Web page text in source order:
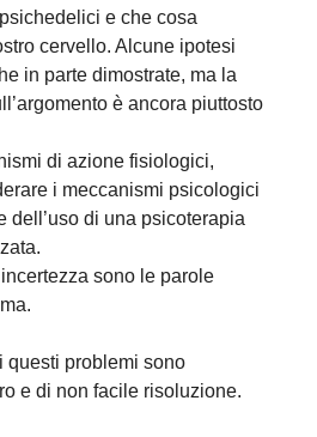
e che cosa
cervello. Alcune ipotesi
in parte dimostrate, ma la
è ancora piuttosto
di azione fisiologici,
i meccanismi psicologici
dell’uso di una psicoterapia
sono le parole
questi problemi sono
e di non facile risoluzione.